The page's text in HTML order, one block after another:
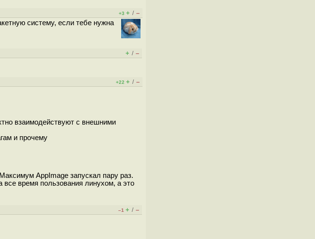
+3 + / –
систему, если тебе нужна
+ / –
+22 + / –
взаимодействуют с внешними
и прочему
AppImage запускал пару раз.
все время пользования линухом, а это
–1 + / –